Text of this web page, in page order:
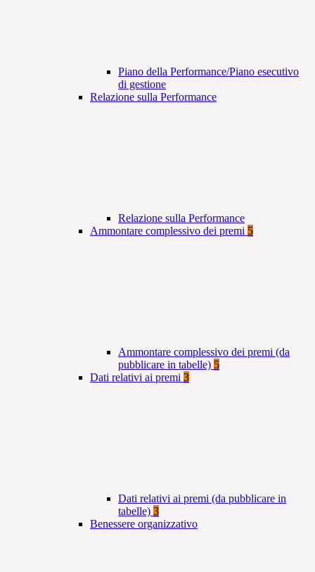
Piano della Performance/Piano esecutivo
di gestione
Relazione sulla Performance
Relazione sulla Performance
Ammontare complessivo dei premi 5
Ammontare complessivo dei premi (da
pubblicare in tabelle) 5
Dati relativi ai premi 3
Dati relativi ai premi (da pubblicare in
tabelle) 3
Benessere organizzativo